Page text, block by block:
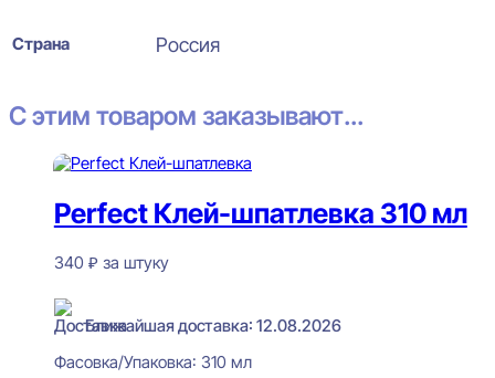
Страна Россия
С этим товаром заказывают...
Perfect Клей-шпатлевка 310 мл
340 ₽ за штуку
Ближайшая доставка: 12.08.2026
Фасовка/Упаковка: 310 мл